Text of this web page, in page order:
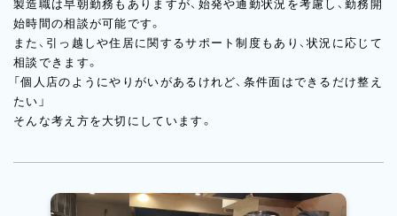
製造職は早朝勤務もありますが、始発や通勤状況を考慮し、勤務開
始時間の相談が可能です。
また、引っ越しや住居に関するサポート制度もあり、状況に応じて
相談できます。
「個人店のようにやりがいがあるけれど、条件面はできるだけ整え
たい」
そんな考え方を大切にしています。